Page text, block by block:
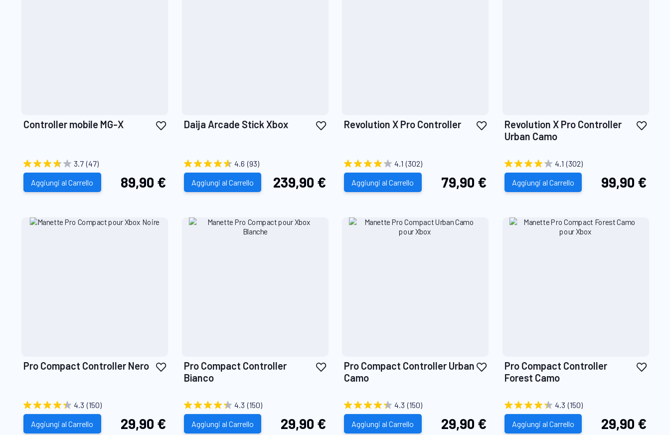
Controller mobile MG-X
Aggiungi
desideri
3.7 (47)
89,90 €
Aggiungi al Carrello
Daija Arcade Stick Xbox
Aggiungi
desideri
4.6 (93)
239,90 €
Aggiungi al Carrello
Revolution X Pro Controller
Aggiungi
desideri
4.1 (302)
79,90 €
Aggiungi al Carrello
Revolution X Pro Controller
Urban Camo
4.1 (302)
99,90 €
Aggiungi al Carrello
Pro Compact Controller Nero
Aggiungi
desideri
4.3 (150)
29,90 €
Aggiungi al Carrello
Pro Compact Controller
Bianco
Aggiungi
desideri
4.3 (150)
29,90 €
Aggiungi al Carrello
Pro Compact Controller Urban
Camo
Aggiungi
desideri
4.3 (150)
29,90 €
Aggiungi al Carrello
Pro Compact Controller
Forest Camo
4.3 (150)
29,90 €
Aggiungi al Carrello